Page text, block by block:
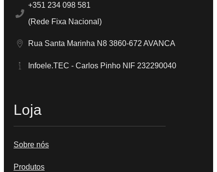
+351 234 098 581
(Rede Fixa Nacional)
Rua Santa Marinha N8 3860-672 AVANCA
Infoele.TEC - Carlos Pinho NIF 232290040
Loja
Sobre nós
Produtos